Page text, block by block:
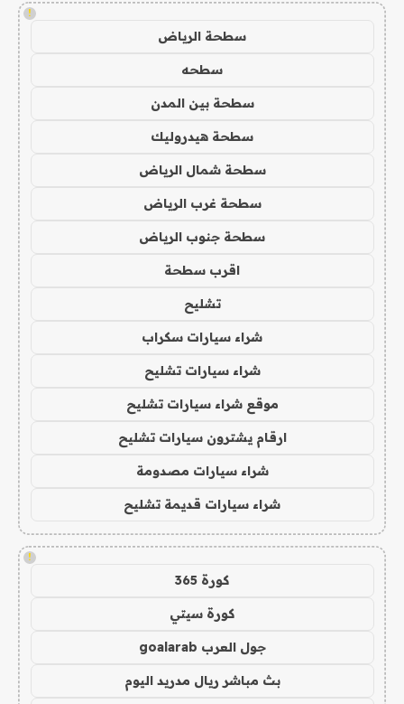
!
سطحة الرياض
سطحه
سطحة بين المدن
سطحة هيدروليك
سطحة شمال الرياض
سطحة غرب الرياض
سطحة جنوب الرياض
اقرب سطحة
تشليح
شراء سيارات سكراب
شراء سيارات تشليح
موقع شراء سيارات تشليح
ارقام يشترون سيارات تشليح
شراء سيارات مصدومة
شراء سيارات قديمة تشليح
!
كورة 365
كورة سيتي
جول العرب goalarab
بث مباشر ريال مدريد اليوم